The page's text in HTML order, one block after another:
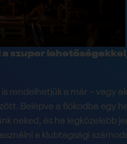
szuper
rendelhetjük a már – vagy
Belépve a fiókodba egy
neked, és ha legközelebb
a klubtagsági